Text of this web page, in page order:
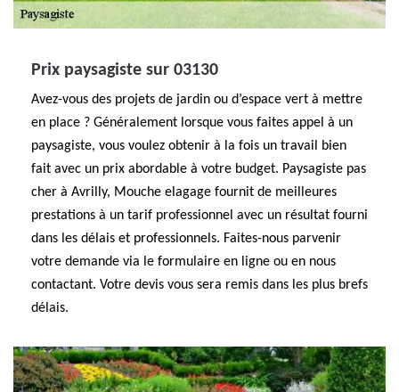
Prix paysagiste sur 03130
Avez-vous des projets de jardin ou d’espace vert à mettre
en place ? Généralement lorsque vous faites appel à un
paysagiste, vous voulez obtenir à la fois un travail bien
fait avec un prix abordable à votre budget. Paysagiste pas
cher à Avrilly, Mouche elagage fournit de meilleures
prestations à un tarif professionnel avec un résultat fourni
dans les délais et professionnels. Faites-nous parvenir
votre demande via le formulaire en ligne ou en nous
contactant. Votre devis vous sera remis dans les plus brefs
délais.